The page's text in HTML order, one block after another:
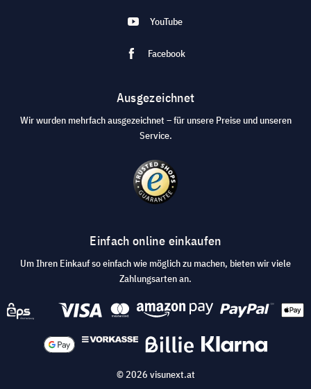
YouTube
Facebook
Ausgezeichnet
Wir wurden mehrfach ausgezeichnet – für unsere Preise und unseren
Service.
Einfach online einkaufen
Um Ihren Einkauf so einfach wie möglich zu machen, bieten wir viele
Zahlungsarten an.
© 2026 visunext.at